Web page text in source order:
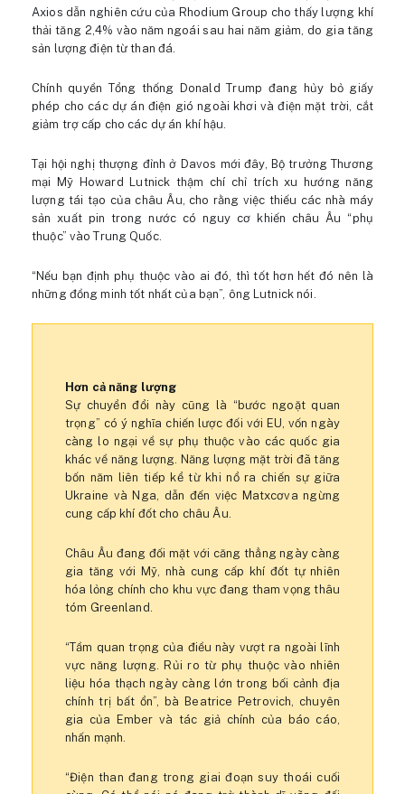
Axios dẫn nghiên cứu của Rhodium Group cho thấy lượng khí
thải tăng 2,4% vào năm ngoái sau hai năm giảm, do gia tăng
sản lượng điện từ than đá.
Chính quyền Tổng thống Donald Trump đang hủy bỏ giấy
phép cho các dự án điện gió ngoài khơi và điện mặt trời, cắt
giảm trợ cấp cho các dự án khí hậu.
Tại hội nghị thượng đỉnh ở Davos mới đây, Bộ trưởng Thương
mại Mỹ Howard Lutnick thậm chí chỉ trích xu hướng năng
lượng tái tạo của châu Âu, cho rằng việc thiếu các nhà máy
sản xuất pin trong nước có nguy cơ khiến châu Âu “phụ
thuộc” vào Trung Quốc.
“Nếu bạn định phụ thuộc vào ai đó, thì tốt hơn hết đó nên là
những đồng minh tốt nhất của bạn”, ông Lutnick nói.
Hơn cả năng lượng
Sự chuyển đổi này cũng là “bước ngoặt quan
trọng” có ý nghĩa chiến lược đối với EU, vốn ngày
càng lo ngại về sự phụ thuộc vào các quốc gia
khác về năng lượng. Năng lượng mặt trời đã tăng
bốn năm liên tiếp kể từ khi nổ ra chiến sự giữa
Ukraine và Nga, dẫn đến việc Matxcơva ngừng
cung cấp khí đốt cho châu Âu.
Châu Âu đang đối mặt với căng thẳng ngày càng
gia tăng với Mỹ, nhà cung cấp khí đốt tự nhiên
hóa lỏng chính cho khu vực đang tham vọng thâu
tóm Greenland.
“Tầm quan trọng của điều này vượt ra ngoài lĩnh
vực năng lượng. Rủi ro từ phụ thuộc vào nhiên
liệu hóa thạch ngày càng lớn trong bối cảnh địa
chính trị bất ổn”, bà Beatrice Petrovich, chuyên
gia của Ember và tác giả chính của báo cáo,
nhấn mạnh.
“Điện than đang trong giai đoạn suy thoái cuối